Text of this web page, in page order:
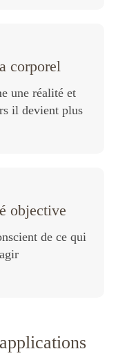
corporel
une réalité et
il devient plus
objective
de ce qui